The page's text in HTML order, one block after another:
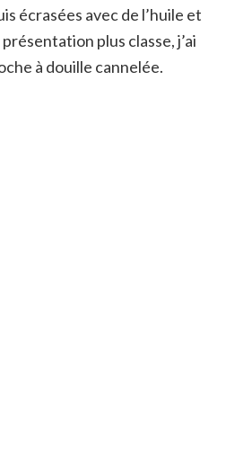
écrasées avec de l’huile et
plus classe, j’ai
à douille cannelée.